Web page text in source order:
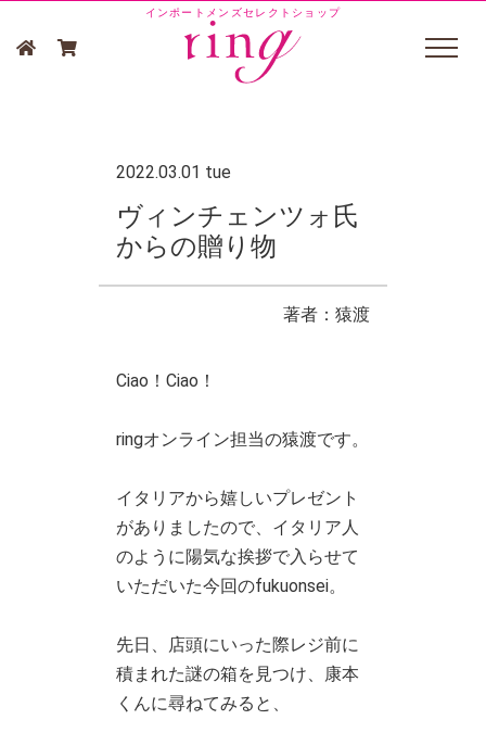
インポートメンズセレクトショップ
2022.03.01 tue
ヴィンチェンツォ氏
からの贈り物
著者：猿渡
Ciao！Ciao！
ringオンライン担当の猿渡です。
イタリアから嬉しいプレゼント
がありましたので、イタリア人
のように陽気な挨拶で入らせて
いただいた今回のfukuonsei。
先日、店頭にいった際レジ前に
積まれた謎の箱を見つけ、康本
くんに尋ねてみると、